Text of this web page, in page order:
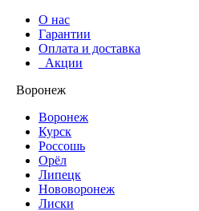
О нас
Гарантии
Оплата и доставка
Акции
Воронеж
Воронеж
Курск
Россошь
Орёл
Липецк
Нововоронеж
Лиски